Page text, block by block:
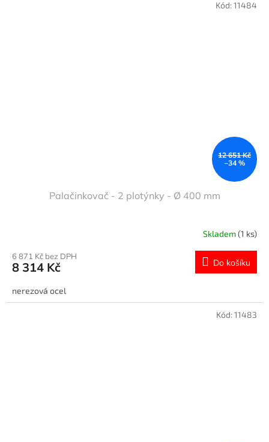
12 651 Kč
–34 %
Palačinkovač - 2 plotýnky - Ø 400 mm
Skladem(1 ks)
6 871 Kč bez DPH
8 314 Kč Do košíku
nerezová ocel
Kód:11484
Kód:11483